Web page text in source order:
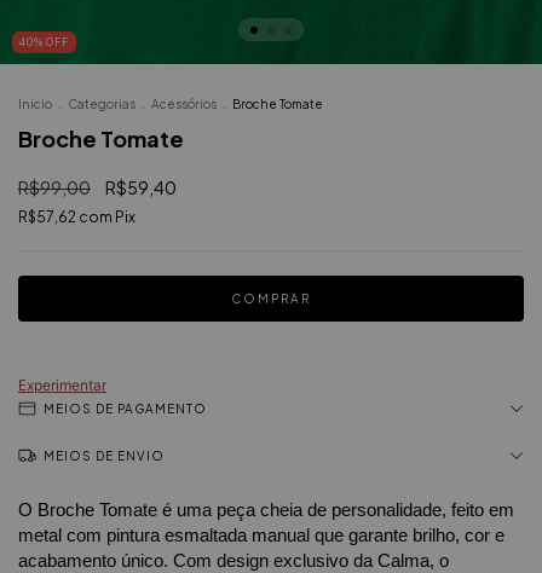
40% OFF
Início Categorias Acessórios Broche Tomate
Broche Tomate
R$99,00 R$59,40
R$57,62 com Pix
Experimentar
MEIOS DE PAGAMENTO
MEIOS DE ENVIO
O Broche Tomate é uma peça cheia de personalidade, feito em
metal com pintura esmaltada manual que garante brilho, cor e
acabamento único. Com design exclusivo da Calma, o